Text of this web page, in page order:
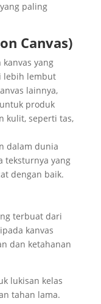
paling
Canvas)
yang
lebih lembut
lainnya,
produk
kulit, seperti tas,
dalam dunia
teksturnya yang
dengan baik.
terbuat dari
kanvas
dan ketahanan
lukisan kelas
tahan lama.